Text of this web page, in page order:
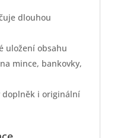
dlouhou
uložení obsahu
mince, bankovky,
i originální